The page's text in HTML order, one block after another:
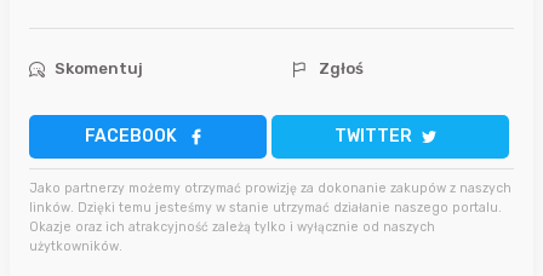
Skomentuj Zgłoś
FACEBOOK TWITTER
Jako partnerzy możemy otrzymać prowizję za dokonanie zakupów z naszych
linków. Dzięki temu jesteśmy w stanie utrzymać działanie naszego portalu.
Okazje oraz ich atrakcyjność zależą tylko i wyłącznie od naszych
użytkowników.